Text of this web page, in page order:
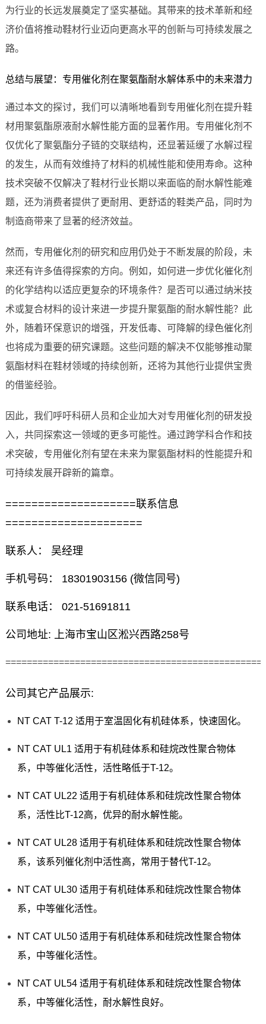
为行业的长远发展奠定了坚实基础。其带来的技术革新和经
济价值将推动鞋材行业迈向更高水平的创新与可持续发展之
路。
总结与展望：专用催化剂在聚氨酯耐水解体系中的未来潜力
通过本文的探讨，我们可以清晰地看到专用催化剂在提升鞋
材用聚氨酯原液耐水解性能方面的显著作用。专用催化剂不
仅优化了聚氨酯分子链的交联结构，还显著延缓了水解过程
的发生，从而有效维持了材料的机械性能和使用寿命。这种
技术突破不仅解决了鞋材行业长期以来面临的耐水解性能难
题，还为消费者提供了更耐用、更舒适的鞋类产品，同时为
制造商带来了显著的经济效益。
然而，专用催化剂的研究和应用仍处于不断发展的阶段，未
来还有许多值得探索的方向。例如，如何进一步优化催化剂
的化学结构以适应更复杂的环境条件？是否可以通过纳米技
术或复合材料的设计来进一步提升聚氨酯的耐水解性能？此
外，随着环保意识的增强，开发低毒、可降解的绿色催化剂
也将成为重要的研究课题。这些问题的解决不仅能够推动聚
氨酯材料在鞋材领域的持续创新，还将为其他行业提供宝贵
的借鉴经验。
因此，我们呼吁科研人员和企业加大对专用催化剂的研发投
入，共同探索这一领域的更多可能性。通过跨学科合作和技
术突破，专用催化剂有望在未来为聚氨酯材料的性能提升和
可持续发展开辟新的篇章。
====================联系信息
=====================
联系人： 吴经理
手机号码： 18301903156 (微信同号)
联系电话： 021-51691811
公司地址: 上海市宝山区淞兴西路258号
公司其它产品展示:
NT CAT T-12 适用于室温固化有机硅体系，快速固化。
NT CAT UL1 适用于有机硅体系和硅烷改性聚合物体
系，中等催化活性，活性略低于T-12。
NT CAT UL22 适用于有机硅体系和硅烷改性聚合物体
系，活性比T-12高，优异的耐水解性能。
NT CAT UL28 适用于有机硅体系和硅烷改性聚合物体
系，该系列催化剂中活性高，常用于替代T-12。
NT CAT UL30 适用于有机硅体系和硅烷改性聚合物体
系，中等催化活性。
NT CAT UL50 适用于有机硅体系和硅烷改性聚合物体
系，中等催化活性。
NT CAT UL54 适用于有机硅体系和硅烷改性聚合物体
系，中等催化活性，耐水解性良好。